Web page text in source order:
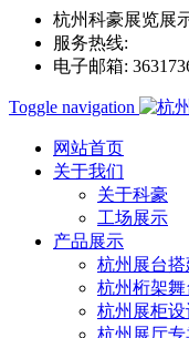
杭州科豪展览展
服务热线:
电子邮箱:
Toggle navigation
网站首页
关于我们
关于科豪
工场展示
产品展示
杭州展台搭
杭州桁架舞
杭州展柜
杭州展厅